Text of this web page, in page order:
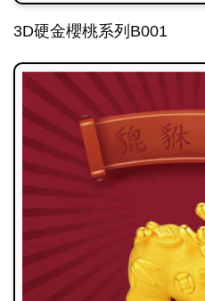
3D硬金櫻桃系列B001